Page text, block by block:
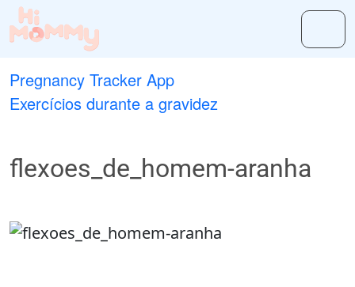
Pregnancy Tracker App
Exercícios durante a gravidez
flexoes_de_homem-aranha